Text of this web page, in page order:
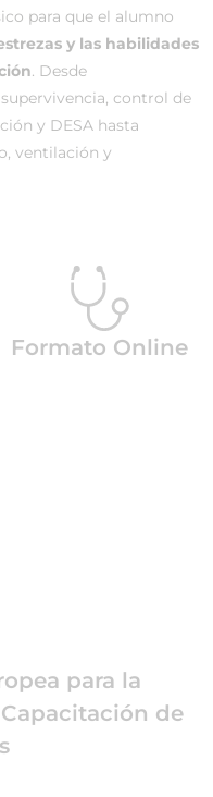
para que el alumno
y las habilidades
. Desde
control de
y DESA hasta
ventilación y
Formato Online
para la
de